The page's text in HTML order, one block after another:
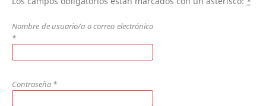
Nombre de usuario/a o correo electrónico
*
Contraseña *